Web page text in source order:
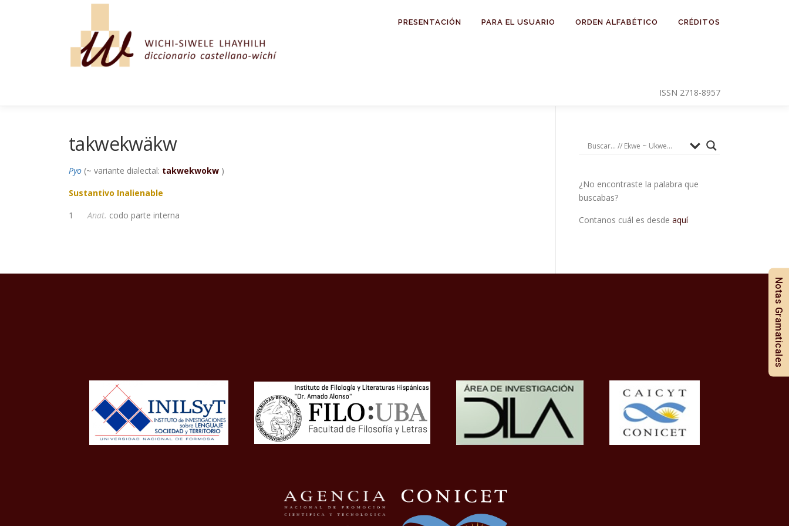
PRESENTACIÓN PARA EL USUARIO ORDEN ALFABÉTICO CRÉDITOS
ISSN 2718-8957
takwekwäkw
Pyo (~ variante dialectal: takwekwokw )
Sustantivo Inalienable
1Anat. codo parte interna
¿No encontraste la palabra que
buscabas?
Contanos cuál es desde aquí
Notas Gramaticales